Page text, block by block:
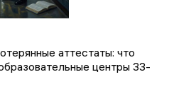
аттестаты: что
центры 33-